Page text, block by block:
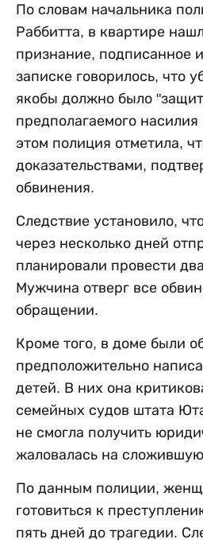
По словам начальника
Раббитта, в квартире
признание, подписанное
записке говорилось, что
якобы должно было
предполагаемого
этом полиция отметила,
доказательствами,
обвинения.
Следствие установило,
через несколько дней
планировали провести
Мужчина отверг все
обращении.
Кроме того, в доме были
предположительно
детей. В них она
семейных судов штата
не смогла получить
жаловалась на
По данным полиции,
готовиться к
пять дней до трагедии.